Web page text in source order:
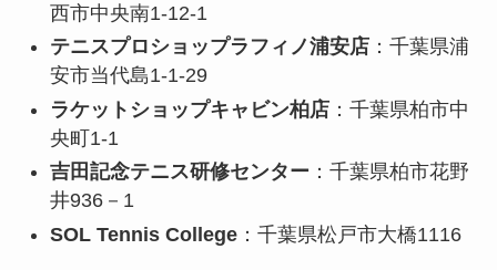
西市中央南1-12-1
テニスプロショップラフィノ浦安店：千葉県浦
安市当代島1-1-29
ラケットショップキャビン柏店：千葉県柏市中
央町1-1
吉田記念テニス研修センター ：千葉県柏市花野
井936－1
SOL Tennis College：千葉県松戸市大橋1116